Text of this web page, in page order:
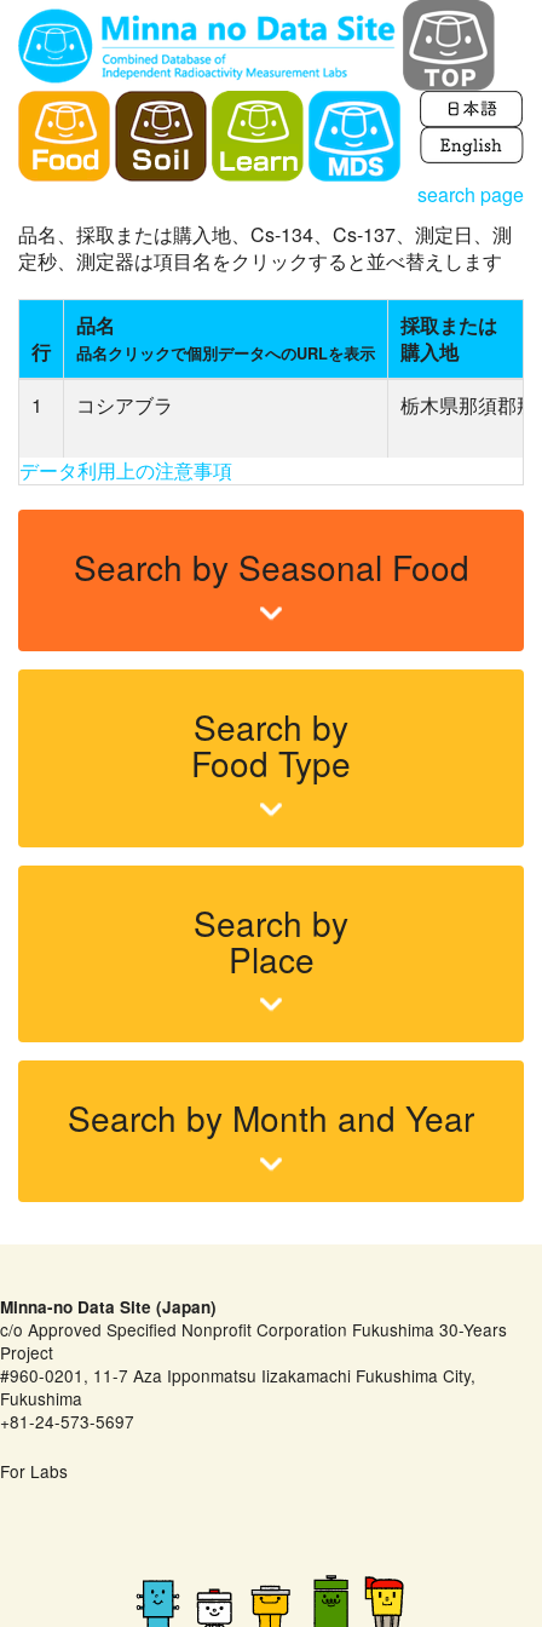
search page
品名、採取または購入地、Cs-134、Cs-137、測定日、測
定秒、測定器は項目名をクリックすると並べ替えします
行
品名
品名クリックで個別データへのURLを表示
採取または
購入地
1
コシアブラ 栃木県那須郡那
データ利用上の注意事項
Search by Seasonal Food
Search by
Food Type
Search by
Place
Search by Month and Year
Minna-no Data Site (Japan)
c/o Approved Specified Nonprofit Corporation Fukushima 30-Years
Project
#960-0201, 11-7 Aza Ipponmatsu Iizakamachi Fukushima City,
Fukushima
+81-24-573-5697
For Labs